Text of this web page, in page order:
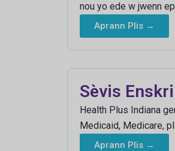
nou yo ede w jwenn
Aprann Plis →
Sèvis
Health Plus Indiana
Medicaid, Medicare,
Aprann Plis →